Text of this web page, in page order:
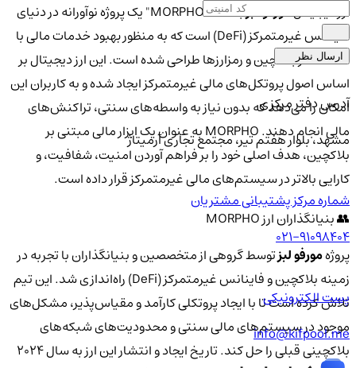
ارز دیجیتالمورفو لبز
با نماد "MORPHO" یک پروژه نوآورانه در دنیای
فاینانس غیرمتمرکز (DeFi) است که به منظور بهبود خدمات مالی با
استفاده از بلاکچین و رمزارزها طراحی شده است. این ارز دیجیتال بر
اساس اصول پروتکل‌های مالی غیرمتمرکز ایجاد شده و به کاربران این
امکان را می‌دهد که بدون نیاز به واسطه‌های سنتی، تراکنش‌های
مالی انجام دهند. MORPHO به عنوان یک ابزار مالی مبتنی بر
بلاکچین، هدف اصلی خود را بر فراهم آوردن امنیت، شفافیت، و
کارایی بالاتر در سیستم‌های مالی غیرمتمرکز قرار داده است.
👥 بنیانگذاران ارز MORPHO
پروژهمورفو لبزتوسط گروهی از متخصصین و بنیانگذاران با تجربه در
زمینه بلاکچین و فاینانس غیرمتمرکز (DeFi) راه‌اندازی شد. این تیم
تلاش کرده است تا با ایجاد پروتکلی کارآمد و مقیاس‌پذیر، مشکل‌های
موجود در سیستم‌های مالی سنتی و محدودیت‌های شبکه‌های
بلاکچینی قبلی را حل کند. تاریخ ایجاد و انتشار این ارز به سال 2024
ارسال نظر
آدرس دفتر مرکزی
مشهد، بلوار هفتم تیر، مجتمع تجاری آرمیتاژ
شماره مرکز پشتیبانی مشتریان
021-91098404
پست الکترونیکی
info@kifpool.me